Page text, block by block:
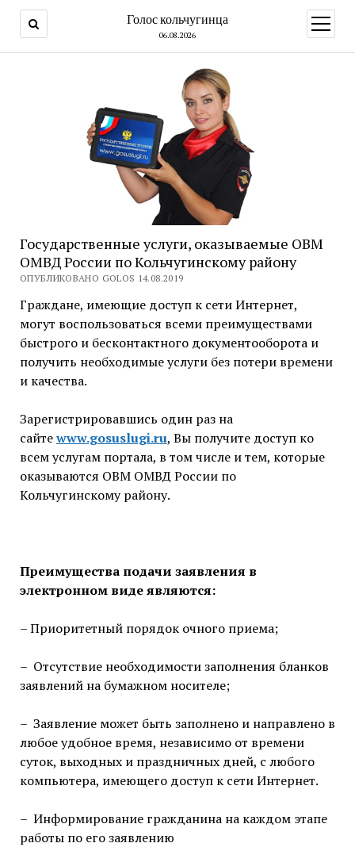
Голос кольчугинца
06.08.2026
меню
Государственные услуги, оказываемые ОВМ
ОМВД России по Кольчугинскому району
ОПУБЛИКОВАНО GOLOS 14.08.2019
Граждане, имеющие доступ к сети Интернет,
могут воспользоваться всеми преимуществами
быстрого и бесконтактного документооборота и
получить необходимые услуги без потери времени
и качества.
Зарегистрировавшись один раз на
сайтеwww.gosuslugi.ru, Вы получите доступ ко
всем услугам портала, в том числе и тем, которые
оказываются ОВМ ОМВД России по
Кольчугинскому району.
Преимущества подачи заявления в
электронном виде являются:
– Приоритетный порядок очного приема;
– Отсутствие необходимости заполнения бланков
заявлений на бумажном носителе;
– Заявление может быть заполнено и направлено в
любое удобное время, независимо от времени
суток, выходных и праздничных дней, с любого
компьютера, имеющего доступ к сети Интернет.
– Информирование гражданина на каждом этапе
работы по его заявлению